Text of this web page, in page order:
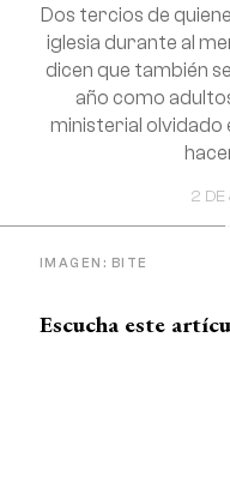
2
Dos tercios de
iglesia durante al
dicen que también
año como
ministerial olvidado
IMAGEN: BITE
Escucha este